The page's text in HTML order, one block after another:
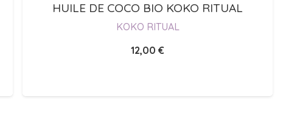
HUILE DE COCO BIO KOKO RITUAL
KOKO RITUAL
12,00€